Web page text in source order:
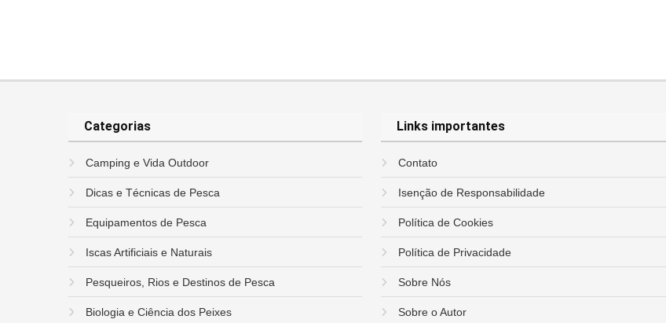
Categorias
Camping e Vida Outdoor
Dicas e Técnicas de Pesca
Equipamentos de Pesca
Iscas Artificiais e Naturais
Pesqueiros, Rios e Destinos de Pesca
Biologia e Ciência dos Peixes
Links importantes
Contato
Isenção de Responsabilidade
Política de Cookies
Política de Privacidade
Sobre Nós
Sobre o Autor